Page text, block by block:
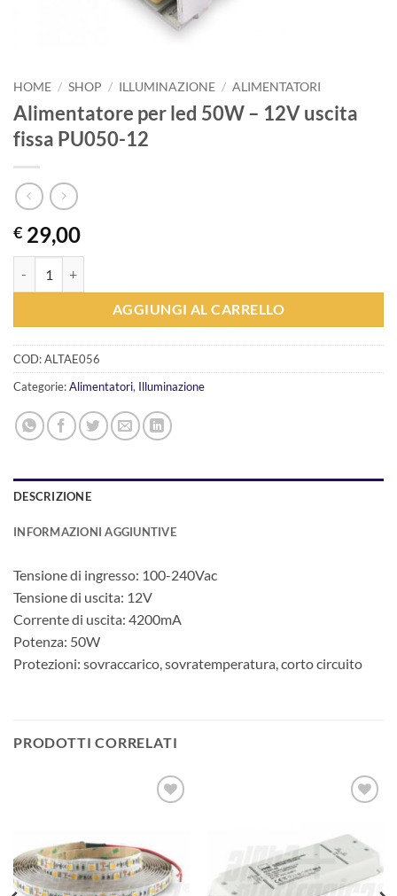
HOME / SHOP / ILLUMINAZIONE / ALIMENTATORI
Alimentatore per led 50W – 12V uscita
fissa PU050-12
€ 29,00
AGGIUNGI AL CARRELLO
COD:ALTAE056
Categorie:Alimentatori, Illuminazione
DESCRIZIONE
INFORMAZIONI AGGIUNTIVE
Tensione di ingresso: 100-240Vac
Tensione di uscita: 12V
Corrente di uscita: 4200mA
Potenza: 50W
Protezioni: sovraccarico, sovratemperatura, corto circuito
PRODOTTI CORRELATI
LISTA DEI
DESIDERI
ALLA
LISTA DEI
DESIDERI